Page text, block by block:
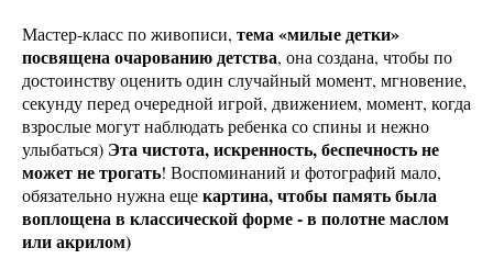
Мастер-класс по живописи, тема «милые детки»
посвящена очарованию детства, она создана, чтобы по
достоинству оценить один случайный момент, мгновение,
секунду перед очередной игрой, движением, момент, когда
взрослые могут наблюдать ребенка со спины и нежно
улыбаться) Эта чистота, искренность, беспечность не
может не трогать! Воспоминаний и фотографий мало,
обязательно нужна ещекартина, чтобы память была
воплощена в классической форме - в полотне маслом
или акрилом)